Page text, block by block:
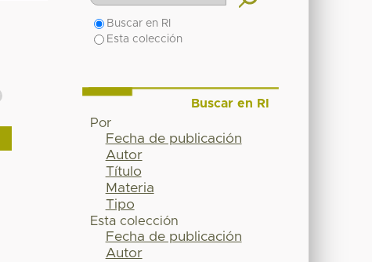
Buscar en RI
Esta colección
Buscar en RI
Por
Fecha de publicación
Autor
Título
Materia
Tipo
Esta colección
Fecha de publicación
Autor